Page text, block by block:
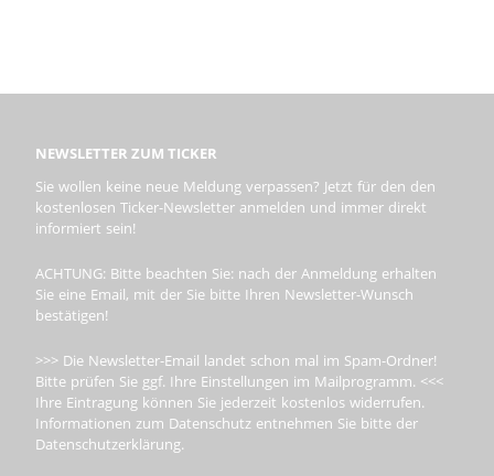
NEWSLETTER ZUM TICKER
Sie wollen keine neue Meldung verpassen? Jetzt für den den
kostenlosen Ticker-Newsletter anmelden und immer direkt
informiert sein!
ACHTUNG: Bitte beachten Sie: nach der Anmeldung erhalten
Sie eine Email, mit der Sie bitte Ihren Newsletter-Wunsch
bestätigen!
>>> Die Newsletter-Email landet schon mal im Spam-Ordner!
Bitte prüfen Sie ggf. Ihre Einstellungen im Mailprogramm. <<<
Ihre Eintragung können Sie jederzeit kostenlos widerrufen.
Informationen zum Datenschutz entnehmen Sie bitte der
Datenschutzerklärung.